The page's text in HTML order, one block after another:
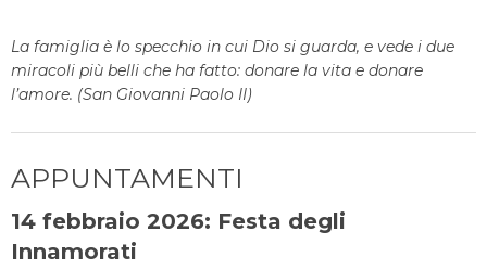
La famiglia è lo specchio in cui Dio si guarda, e vede i due
miracoli più belli che ha fatto: donare la vita e donare
l’amore. (San Giovanni Paolo II)
APPUNTAMENTI
14 febbraio 2026: Festa degli
Innamorati